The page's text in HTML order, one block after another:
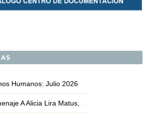
Humanos: Julio 2026
Premio Nacional De Derechos Humanos 2026